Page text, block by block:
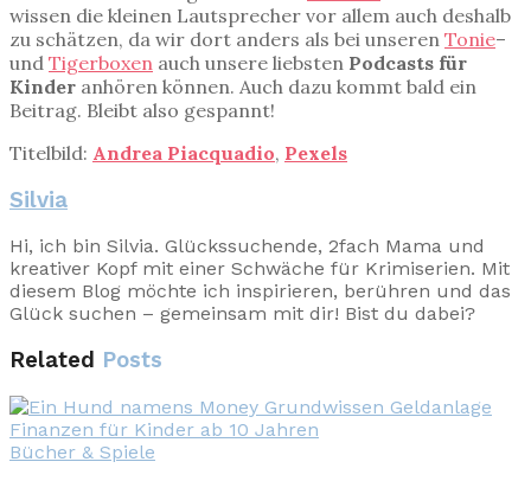
wissen die kleinen Lautsprecher vor allem auch deshalb
zu schätzen, da wir dort anders als bei unseren Tonie–
und Tigerboxen auch unsere liebsten Podcasts für
Kinder anhören können. Auch dazu kommt bald ein
Beitrag. Bleibt also gespannt!
Titelbild: Andrea Piacquadio, Pexels
Silvia
Hi, ich bin Silvia. Glückssuchende, 2fach Mama und
kreativer Kopf mit einer Schwäche für Krimiserien. Mit
diesem Blog möchte ich inspirieren, berühren und das
Glück suchen – gemeinsam mit dir! Bist du dabei?
Related Posts
Bücher & Spiele